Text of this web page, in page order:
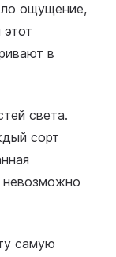
ощущение,
в
света.
сорт
невозможно
самую